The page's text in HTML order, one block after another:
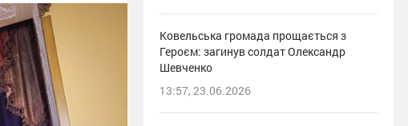
Ковельська громада прощається з
Героєм: загинув солдат Олександр
Шевченко
13:57, 23.06.2026